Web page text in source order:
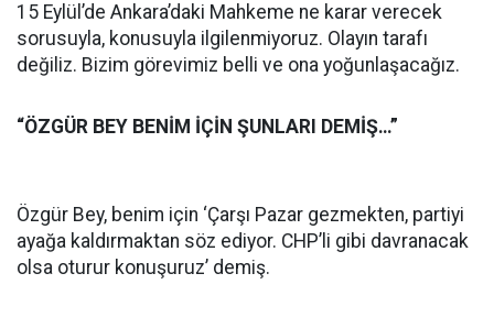
15 Eylül’de Ankara’daki Mahkeme ne karar verecek
sorusuyla, konusuyla ilgilenmiyoruz. Olayın tarafı
değiliz. Bizim görevimiz belli ve ona yoğunlaşacağız.
“ÖZGÜR BEY BENİM İÇİN ŞUNLARI DEMİŞ…”
Özgür Bey, benim için ‘Çarşı Pazar gezmekten, partiyi
ayağa kaldırmaktan söz ediyor. CHP’li gibi davranacak
olsa oturur konuşuruz’ demiş.